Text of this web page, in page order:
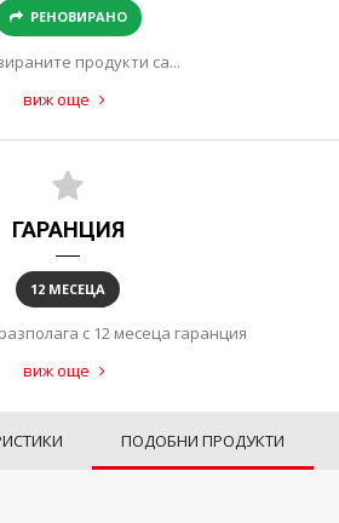
РЕНОВИРАНО
продукти са...
виж още
ГАРАНЦИЯ
12 МЕСЕЦА
с 12 месеца гаранция
виж още
ПОДОБНИ ПРОДУКТИ